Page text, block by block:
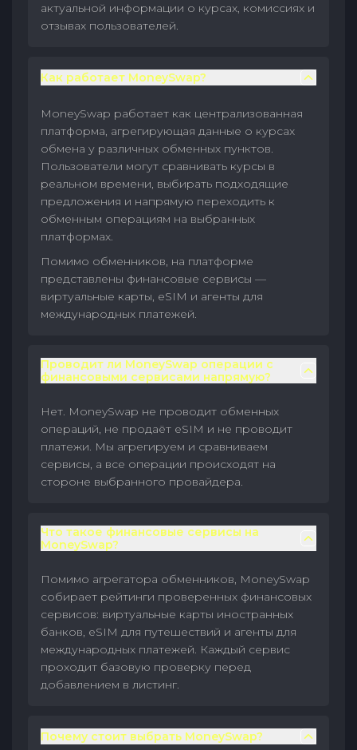
актуальной информации о курсах, комиссиях и
отзывах пользователей.
Как работает MoneySwap?
MoneySwap работает как централизованная
платформа, агрегирующая данные о курсах
обмена у различных обменных пунктов.
Пользователи могут сравнивать курсы в
реальном времени, выбирать подходящие
предложения и напрямую переходить к
обменным операциям на выбранных
платформах.
Помимо обменников, на платформе
представлены финансовые сервисы —
виртуальные карты, eSIM и агенты для
международных платежей.
Проводит ли MoneySwap операции с
финансовыми сервисами напрямую?
Нет. MoneySwap не проводит обменных
операций, не продаёт eSIM и не проводит
платежи. Мы агрегируем и сравниваем
сервисы, а все операции происходят на
стороне выбранного провайдера.
Что такое финансовые сервисы на
MoneySwap?
Помимо агрегатора обменников, MoneySwap
собирает рейтинги проверенных финансовых
сервисов: виртуальные карты иностранных
банков, eSIM для путешествий и агенты для
международных платежей. Каждый сервис
проходит базовую проверку перед
добавлением в листинг.
Почему стоит выбрать MoneySwap?